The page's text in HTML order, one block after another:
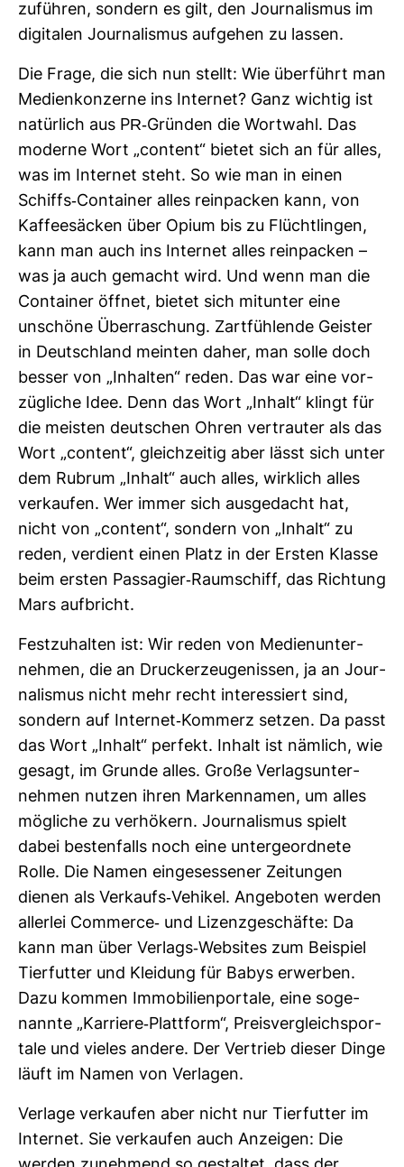
zu­führen, son­dern es gilt, den Jour­na­lismus im
digi­talen Jour­na­lismus auf­gehen zu lassen.
Die Frage, die sich nun stellt: Wie über­führt man
Medi­en­kon­zerne ins Internet? Ganz wichtig ist
natür­lich aus PR-​Gründen die Wort­wahl. Das
moderne Wort „con­tent“ bietet sich an für alles,
was im Internet steht. So wie man in einen
Schiffs-​Con­tainer alles rein­pa­cken kann, von
Kaf­fee­sä­cken über Opium bis zu Flücht­lingen,
kann man auch ins Internet alles rein­pa­cken –
was ja auch gemacht wird. Und wenn man die
Con­tainer öffnet, bietet sich mit­unter eine
unschöne Über­ra­schung. Zart­füh­lende Geister
in Deutsch­land meinten daher, man solle doch
besser von „Inhalten“ reden. Das war eine vor­
züg­liche Idee. Denn das Wort „Inhalt“ klingt für
die meisten deut­schen Ohren ver­trauter als das
Wort „con­tent“, gleich­zeitig aber lässt sich unter
dem Rubrum „Inhalt“ auch alles, wirk­lich alles
ver­kaufen. Wer immer sich aus­ge­dacht hat,
nicht von „con­tent“, son­dern von „Inhalt“ zu
reden, ver­dient einen Platz in der Ersten Klasse
beim ersten Pas­sa­gier-​Raum­schiff, das Rich­tung
Mars auf­bricht.
Fest­zu­halten ist: Wir reden von Medi­en­un­ter­
nehmen, die an Drucker­zeu­ge­nissen, ja an Jour­
na­lismus nicht mehr recht inter­es­siert sind,
son­dern auf Internet-​Kom­merz setzen. Da passt
das Wort „Inhalt“ per­fekt. Inhalt ist näm­lich, wie
gesagt, im Grunde alles. Große Ver­lags­un­ter­
nehmen nutzen ihren Mar­ken­namen, um alles
mög­liche zu ver­hö­kern. Jour­na­lismus spielt
dabei bes­ten­falls noch eine unter­ge­ord­nete
Rolle. Die Namen ein­ge­ses­sener Zei­tungen
dienen als Ver­kaufs-​Vehikel. Ange­boten werden
allerlei Com­merce-​ und Lizenz­ge­schäfte: Da
kann man über Ver­lags-​Web­sites zum Bei­spiel
Tier­futter und Klei­dung für Babys erwerben.
Dazu kommen Immo­bi­li­en­por­tale, eine soge­
nannte „Kar­riere-​Platt­form“, Preis­ver­gleichs­por­
tale und vieles andere. Der Ver­trieb dieser Dinge
läuft im Namen von Ver­lagen.
Ver­lage ver­kaufen aber nicht nur Tier­futter im
Internet. Sie ver­kaufen auch Anzeigen: Die